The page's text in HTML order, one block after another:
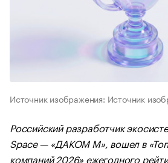
Источник изображения: Источник
Российский разработчик
Space—«ДАКОМ М», вошел в
компаний 2026» ежегодного